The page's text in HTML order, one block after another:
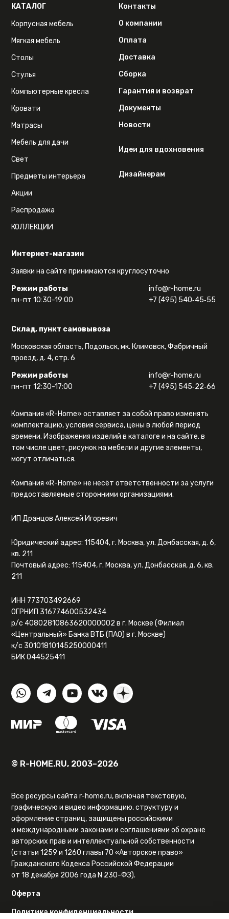
Интернет-магазин
Заявки на сайте принимаются круглосуточно
Режим работы
пн-пт 10:30-19:00
info@r-home.ru
+7 (495) 540‑45‑55
Склад, пункт самовывоза
Московская область, Подольск, мк. Климовск, Фабричный
проезд, д. 4, стр. 6
Режим работы
пн-пт 12:30-17:00
info@r-home.ru
+7 (495) 545‑22‑66
КАТАЛОГ
Корпусная мебель
Мягкая мебель
Столы
Стулья
Компьютерные кресла
Кровати
Матрасы
Мебель для дачи
Свет
Предметы интерьера
Акции
Распродажа
КОЛЛЕКЦИИ
Контакты
О компании
Оплата
Доставка
Сборка
Гарантия и возврат
Документы
Новости
Идеи для вдохновения
Дизайнерам
Компания «R-Home» оставляет за собой право изменять
комплектацию, условия сервиса, цены в любой период
времени. Изображения изделий в каталоге и на сайте, в
том числе цвет, рисунок на мебели и другие элементы,
могут отличаться.
Компания «R-Home» не несёт ответственности за услуги
предоставляемые сторонними организациями.
ИП Дранцов Алексей Игоревич
Юридический адрес: 115404, г. Москва, ул. Донбасская, д. 6,
кв. 211
Почтовый адрес: 115404, г. Москва, ул. Донбасская, д. 6, кв.
211
ИНН 773703492669
ОГРНИП 316774600532434
р/с 40802810863620000002 в г. Москве (Филиал
«Центральный» Банка ВТБ (ПАО) в г. Москве)
к/с 30101810145250000411
БИК 044525411
© R-HOME.RU, 2003–2026
Все ресурсы сайта r-home.ru, включая текстовую,
графическую и видео информацию, структуру и
оформление страниц, защищены российскими
и международными законами и соглашениями об охране
авторских прав и интеллектуальной собственности
(статьи 1259 и 1260 главы 70 «Авторское право»
Гражданского Кодекса Российской Федерации
от 18 декабря 2006 года N 230-ФЗ).
Оферта
Политика конфиденциальности